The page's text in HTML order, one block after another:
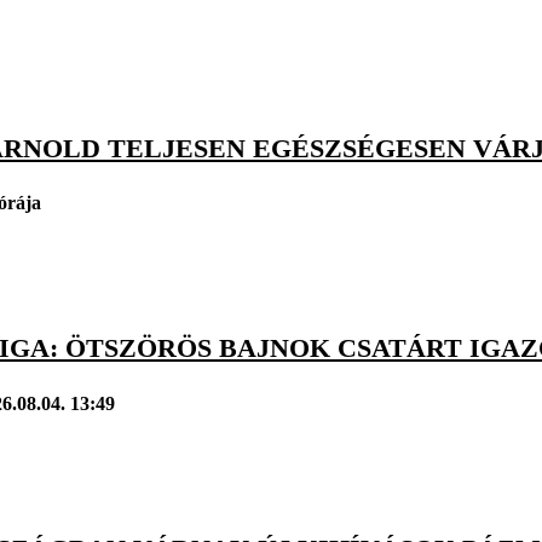
TELJESEN EGÉSZSÉGESEN
ÖTSZÖRÖS BAJNOK CSATÁRT
13:49